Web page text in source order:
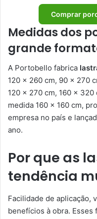
Comprar
Medidas dos
grande
A Portobello fabrica
120 x 260 cm, 90 x 270
120 x 270 cm, 160 x
medida 160 x 160 cm,
empresa no país e
ano.
Por que as
tendência
Facilidade de aplicação,
benefícios à obra.